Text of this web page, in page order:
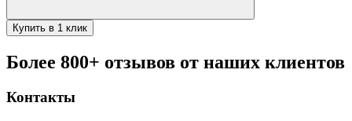
Купить в 1 клик
Более 800+ отзывов от наших клиентов
Контакты